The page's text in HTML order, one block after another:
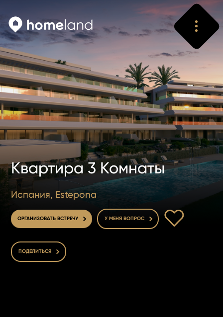
Квартира 3 Комнаты
Испания, Estepona
ОРГАНИЗОВАТЬ ВСТРЕЧУ У МЕНЯ ВОПРОС
ПОДЕЛИТЬСЯ
Искать
Vyhledat